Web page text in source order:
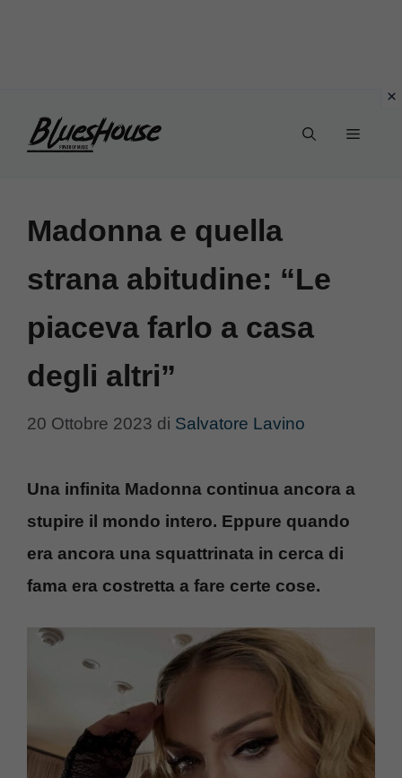
Menu
Madonna e quella
strana abitudine: “Le
piaceva farlo a casa
degli altri”
20 Ottobre 2023 di Salvatore Lavino
Una infinita Madonna continua ancora a
stupire il mondo intero. Eppure quando
era ancora una squattrinata in cerca di
fama era costretta a fare certe cose.